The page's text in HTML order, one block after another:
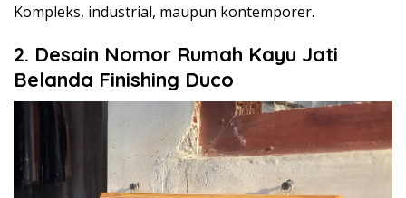
Kompleks, industrial, maupun kontemporer.
2. Desain Nomor Rumah Kayu Jati
Belanda Finishing Duco